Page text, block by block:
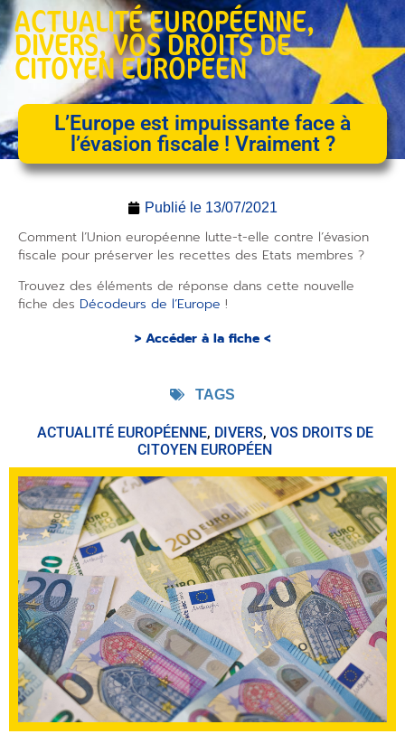
ACTUALITÉ EUROPÉENNE,
DIVERS,VOS DROITS DE
CITOYEN EUROPÉEN
L’Europe est impuissante face à
l’évasion fiscale ! Vraiment ?
Publié le 13/07/2021
Comment l’Union européenne lutte-t-elle contre l’évasion
fiscale pour préserver les recettes des Etats membres ?
Trouvez des éléments de réponse dans cette nouvelle
fiche des Décodeurs de l’Europe !
> Accéder à la fiche <
TAGS
ACTUALITÉ EUROPÉENNE, DIVERS, VOS DROITS DE
CITOYEN EUROPÉEN